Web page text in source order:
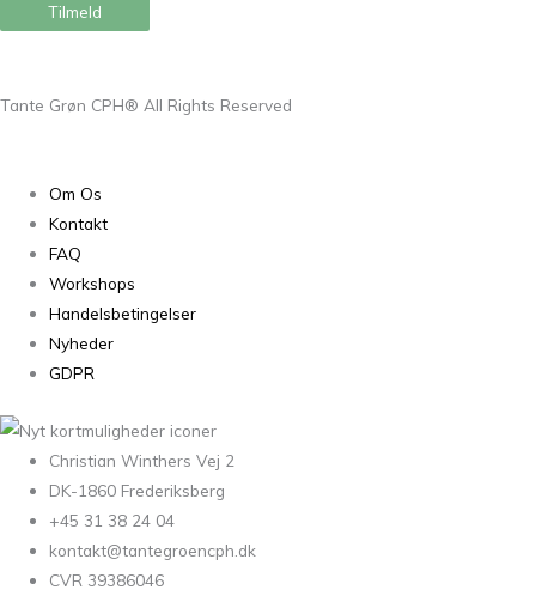
Tilmeld
Tante Grøn CPH® All Rights Reserved
Om Os
Kontakt
FAQ
Workshops
Handelsbetingelser
Nyheder
GDPR
Christian Winthers Vej 2
DK-1860 Frederiksberg
+45 31 38 24 04
kontakt@tantegroencph.dk
CVR 39386046